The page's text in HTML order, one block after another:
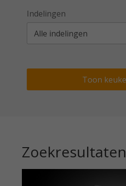
Indelingen
Zoekresultaten